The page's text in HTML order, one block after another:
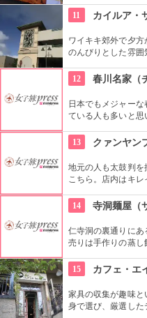
していますので、
リですね。
11
ワイキキ郊外で夕方
のんびりとした雰囲
ワイ産のおいしい
ーに利用できそうで
12 春川名家（
日本でもメジャー
ている人も多いと思
を自分で調整する
から愛されているの
13 クァンヤン
地元の人も太鼓判
こちら。店内はキレ
で試してみて。お
14 寺洞麺屋（
仁寺洞の裏通りに
売りは手作りの蒸し
など、定番の韓国
15 カフェ・エ
家具の収集が趣味と
身で選び、厳選した